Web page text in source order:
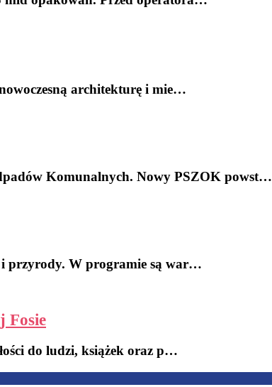
architekturę i mie…
Komunalnych. Nowy PSZOK powst…
i przyrody. W programie są war…
Fosie
do ludzi, książek oraz p…